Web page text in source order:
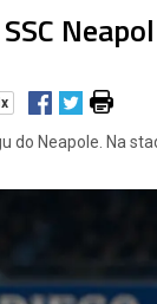
do Neapole. Na